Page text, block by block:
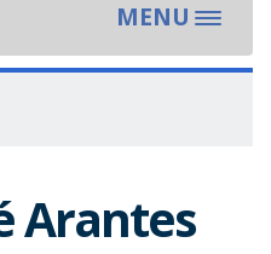
MENU
Toggle
Arantes